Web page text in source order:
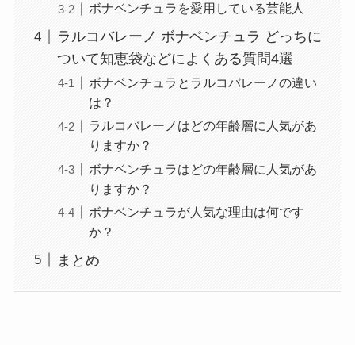
果は？口コミ調査！スライスがお
おい人には？おすすめも紹介
の利用方法｜座席はどこなの？女
性1人でも利用できる？
ロングとストロング２の違いは？
ボナベンチュラを愛用している芸能人
ラルコバレーノ ボナベンチュラ どっちに
ついて知恵袋などによくある質問4選
ボナベンチュラとラルコバレーノの違い
は？
ラルコバレーノはどの年齢層に人気があ
りますか？
ボナベンチュラはどの年齢層に人気があ
りますか？
ボナベンチュラが人気な理由は何です
か？
まとめ